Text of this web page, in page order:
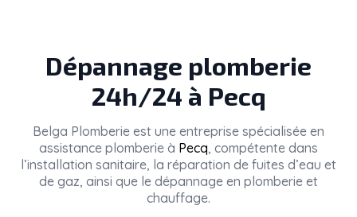
Dépannage plomberie
24h/24 à Pecq
Belga Plomberie est une entreprise spécialisée en
assistance plomberie à Pecq, compétente dans
l’installation sanitaire, la réparation de fuites d’eau et
de gaz, ainsi que le dépannage en plomberie et
chauffage.